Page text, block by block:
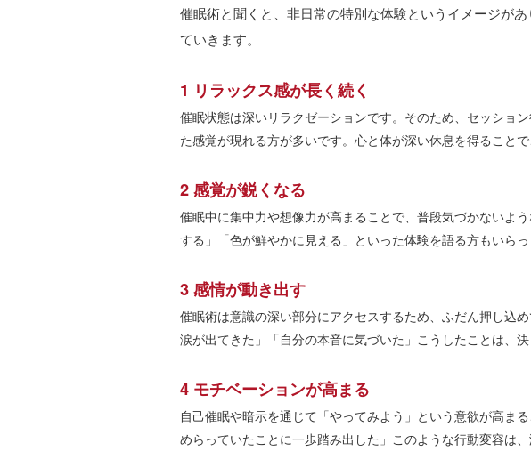
催眠術と聞くと、非日常の特別な体験というイメージが
ていきます。
1 リラックス感が長く続く
催眠状態は深いリラクゼーションです。そのため、セッショ
た感覚が現れる方が多いです。心と体が深い休息を得ること
2 感覚が鋭くなる
催眠中に集中力や想像力が高まることで、普段気づかないよ
する」「色が鮮やかに見える」といった体験を語る方もいら
3 感情が動き出す
催眠術は意識の深い部分にアクセスするため、ふだん押し込
涙が出てきた」「自分の本音に気づいた」こうしたことは、
4 モチベーションが高まる
自己催眠や暗示を通じて「やってみよう」という意欲が高ま
めらっていたことに一歩踏み出した」このような行動変容は